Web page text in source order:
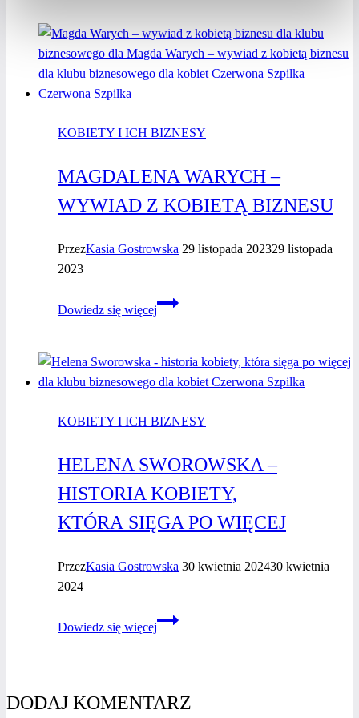
wywiad
z kobietą
biznesu
KOBIETY I ICH BIZNESY
MAGDALENA WARYCH –
WYWIAD Z KOBIETĄ BIZNESU
PrzezKasia Gostrowska 29 listopada 202329 listopada
2023
Dowiedz się więcej
Magdalena
wywiad
z kobietą
KOBIETY I ICH BIZNESY
HELENA SWOROWSKA –
HISTORIA KOBIETY,
KTÓRA SIĘGA PO WIĘCEJ
PrzezKasia Gostrowska 30 kwietnia 202430 kwietnia
2024
Dowiedz się więcej
Helena
Kobiety,
DODAJ KOMENTARZ